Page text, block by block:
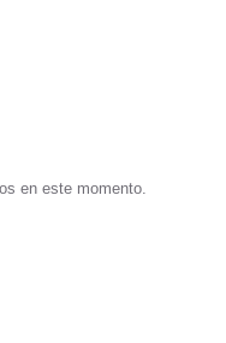
en este momento.